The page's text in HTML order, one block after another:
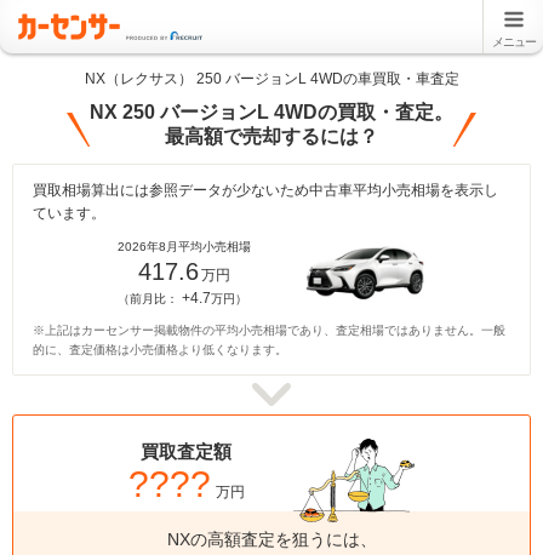
メニュー
NX（レクサス） 250 バージョンL 4WDの車買取・車査定
NX 250 バージョンL 4WDの買取・査定。
最高額で売却するには？
買取相場算出には参照データが少ないため中古車平均小売相場を表示し
ています。
2026年8月平均小売相場
417.6万円
（前月比： +4.7万円）
※上記はカーセンサー掲載物件の平均小売相場であり、査定相場ではありません。一般
的に、査定価格は小売価格より低くなります。
買取査定額
???? 万円
NXの高額査定を狙うには、